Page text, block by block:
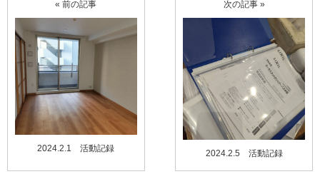
« 前の記事
2024.2.1 活動記録
次の記事 »
2024.2.5 活動記録